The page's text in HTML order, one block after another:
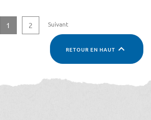
1 2 Suivant
RETOUR EN HAUT 